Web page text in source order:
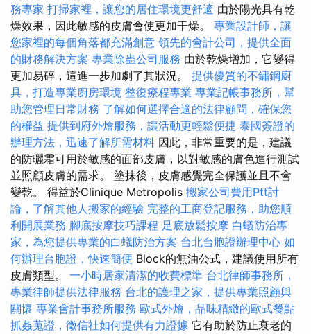
務專家 打掃家裡，讓您的居住環境更舒適 由於陽光具有乾
燥效果，因此敏感的皮膚會使更加干燥。 專業設計師，讓
您家裡的每個角落都充滿創意 領先的會計公司，提供全面
的財務解決方案 專業除蟲公司服務 由於乾燥增加，它變得
更加易碎，這進一步加劇了其狀況。 提供優質的不鏽鋼廚
具，打造專業廚房環境 整復療程專業 專業記帳事務所，幫
助您管理日常財務 了解如何選擇合適的法律顧問，確保您
的權益 提供到府外燴服務，讓活動更輕鬆便捷 泰國簽證的
辦理方法，迅速了解所需材料 因此，非常重要的是，建議
的防曬霜可用於敏感的面部皮膚，以對敏感的膚色進行測試
並照顧皮膚的需求。 塗抹後，皮膚感覺完全保護並且不會
變乾。 得益於Clinique Metropolis 搬家公司費用Ptt討
論，了解其他人搬家的經驗 完整的工商登記服務，助您順
利開展業務 腳底按摩技巧課程 足底放鬆按摩 白蟻防治專
家，為您提供專業的白蟻防治方案 台北台胞證辦理中心 如
何辦理台胞證，快速簡便 Block的無油公式，建議使用所有
皮膚類型。 一小時居家清潔的收費標準 台北律師事務所，
專業律師提供法律服務 台北的護理之家，提供專業照顧與
關懷 專業會計事務所服務 歐式外燴，品味精緻的歐式餐點
抓姦蒐證，徵信社如何提供有力證據 它有助於防止衰老的